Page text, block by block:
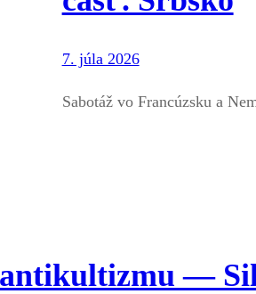
7. júla 2026
Sabotáž vo Francúzsku a
—